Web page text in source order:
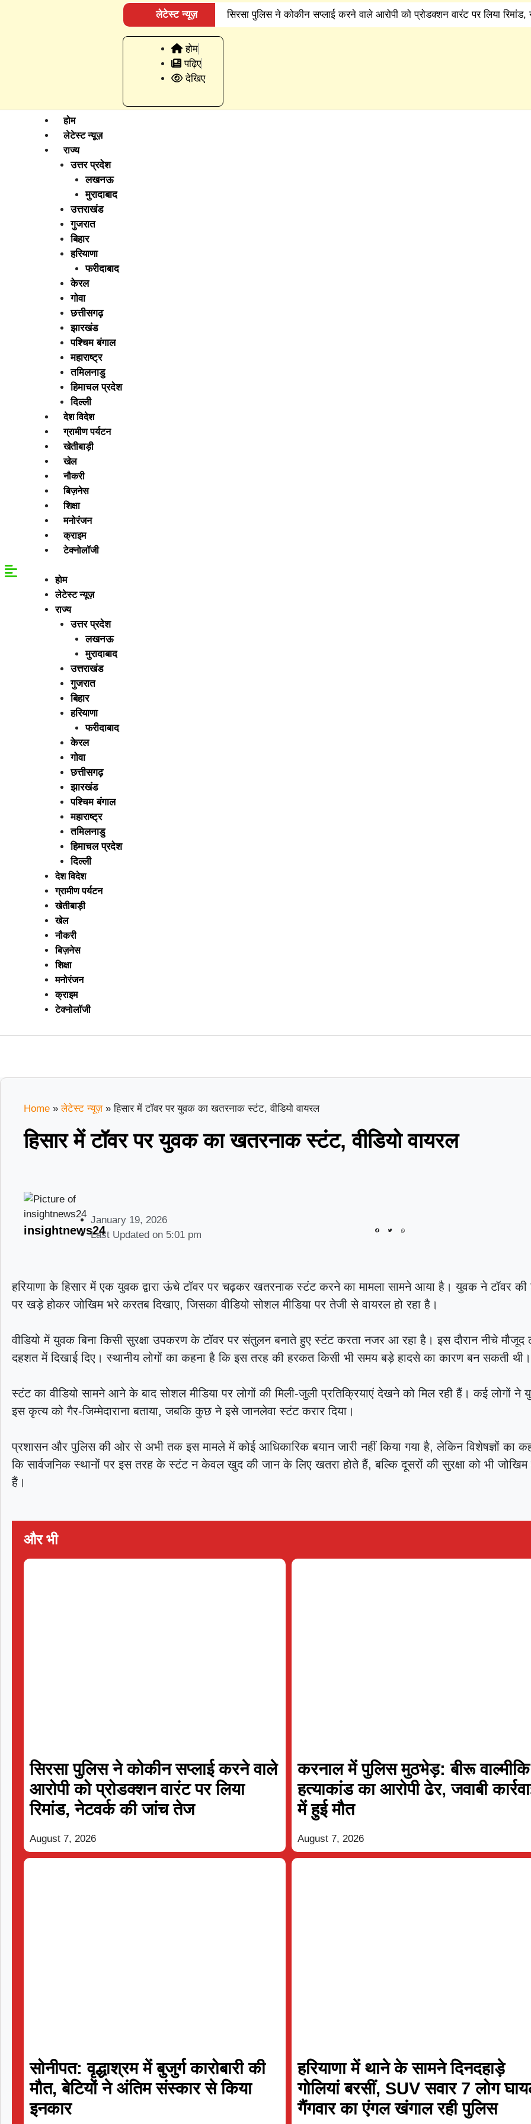
लेटेस्ट न्यूज़ सिरसा पुलिस ने कोकीन सप्लाई करने वाले आरोपी को प्रोडक्शन वारंट पर लिया
पुलिस मुठभेड़: बीरू वाल्मीकि हत्याकांड का आरोपी ढेर, जवाबी कार्रवाई में हुई मौत
डेयरी संचालक की पीट-पीटकर हत्या, पुरानी रंजिश में 10 से अधिक लोगों पर हमला करने
होम
पढ़िए
देखिए
होम
लेटेस्ट न्यूज़
राज्य
उत्तर प्रदेश
लखनऊ
मुरादाबाद
उत्तराखंड
गुजरात
बिहार
हरियाणा
फरीदाबाद
केरल
गोवा
छत्तीसगढ़
झारखंड
पश्चिम बंगाल
महाराष्ट्र
तमिलनाडु
हिमाचल प्रदेश
दिल्ली
देश विदेश
ग्रामीण पर्यटन
खेतीबाड़ी
खेल
नौकरी
बिज़नेस
शिक्षा
मनोरंजन
क्राइम
टेक्नोलॉजी
होम
लेटेस्ट न्यूज़
राज्य
उत्तर प्रदेश
लखनऊ
मुरादाबाद
उत्तराखंड
गुजरात
बिहार
हरियाणा
फरीदाबाद
केरल
गोवा
छत्तीसगढ़
झारखंड
पश्चिम बंगाल
महाराष्ट्र
तमिलनाडु
हिमाचल प्रदेश
दिल्ली
देश विदेश
ग्रामीण पर्यटन
खेतीबाड़ी
खेल
नौकरी
बिज़नेस
शिक्षा
मनोरंजन
क्राइम
टेक्नोलॉजी
Home » लेटेस्ट न्यूज़ » हिसार में टॉवर पर युवक का खतरनाक स्टंट, वीडियो वायरल
हिसार में टॉवर पर युवक का खतरनाक स्टंट, वीडियो वायरल
insightnews24
January 19, 2026
Last Updated on 5:01 pm
हरियाणा के हिसार में एक युवक द्वारा ऊंचे टॉवर पर चढ़कर खतरनाक स्टंट करने का मामला सामने आया है। युवक ने टॉवर की
पर खड़े होकर जोखिम भरे करतब दिखाए, जिसका वीडियो सोशल मीडिया पर तेजी से वायरल हो रहा है।
वीडियो में युवक बिना किसी सुरक्षा उपकरण के टॉवर पर संतुलन बनाते हुए स्टंट करता नजर आ रहा है। इस दौरान नीचे मौजूद
दहशत में दिखाई दिए। स्थानीय लोगों का कहना है कि इस तरह की हरकत किसी भी समय बड़े हादसे का कारण बन सकती थी।
स्टंट का वीडियो सामने आने के बाद सोशल मीडिया पर लोगों की मिली-जुली प्रतिक्रियाएं देखने को मिल रही हैं। कई लोगों
इस कृत्य को गैर-जिम्मेदाराना बताया, जबकि कुछ ने इसे जानलेवा स्टंट करार दिया।
प्रशासन और पुलिस की ओर से अभी तक इस मामले में कोई आधिकारिक बयान जारी नहीं किया गया है, लेकिन विशेषज्ञों का
कि सार्वजनिक स्थानों पर इस तरह के स्टंट न केवल खुद की जान के लिए खतरा होते हैं, बल्कि दूसरों की सुरक्षा को भी
हैं।
और भी
सिरसा पुलिस ने कोकीन सप्लाई करने वाले
आरोपी को प्रोडक्शन वारंट पर लिया
रिमांड, नेटवर्क की जांच तेज
August 7, 2026
करनाल में पुलिस मुठभेड़: बीरू वाल्मीकि
हत्याकांड का आरोपी ढेर, जवाबी
में हुई मौत
August 7, 2026
सोनीपत: वृद्धाश्रम में बुजुर्ग कारोबारी की
मौत, बेटियों ने अंतिम संस्कार से किया
इनकार
हरियाणा में थाने के सामने दिनदहाड़े
गोलियां बरसीं, SUV सवार 7 लोग
गैंगवार का एंगल खंगाल रही पुलिस
08 Aug 2026, Sat 13:30 GMT
The Rose Bowl
Manchester Super Giants Women
v
v